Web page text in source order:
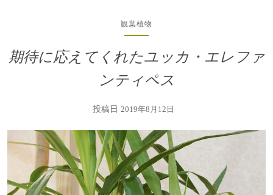
観葉植物
期待に応えてくれたユッカ・エレファ
ンティペス
投稿日 2019年8月12日